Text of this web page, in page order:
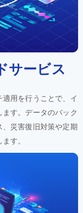
サービス
適用を行うことで、 イ
ます。 データのバック
災害復旧対策や定期
ます。